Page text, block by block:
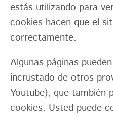
estás utilizando para
cookies hacen que el
correctamente.
Algunas páginas
incrustado de otros
Youtube), que también
cookies. Usted puede